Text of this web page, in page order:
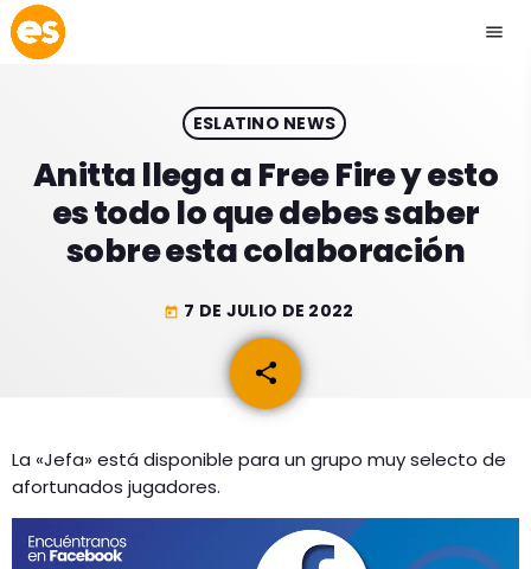
menu
play_arrow EMISIÓN LA PAZ
play_arrow EMISIÓN COCHABAMBA
ACTUALIDAD
ESPECTÁCULOS
GEEKERS
PROGRAMACIÓN
INICIO
ESLATINO NEWS
Anitta llega a Free Fire y esto
es todo lo que debes saber
sobre esta colaboración
today 7 DE JULIO DE 2022
share
email
La «Jefa» está disponible para un grupo muy selecto de
afortunados jugadores.